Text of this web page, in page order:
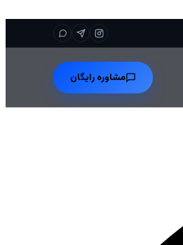
مشاوره رایگان